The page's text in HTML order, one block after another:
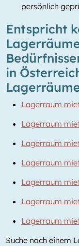
persönlich
Entspricht
in
Lagerraum
Lagerraum
Lagerraum
Lagerraum
Lagerraum
Lagerraum
Lagerraum
Suche nach einem